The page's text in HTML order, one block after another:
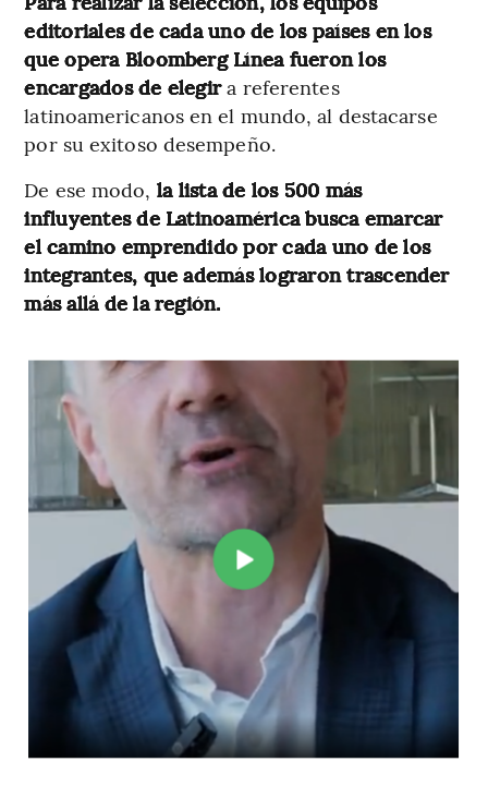
editoriales de cada uno de los países en los
que opera Bloomberg Línea fueron los
encargados de elegira referentes
latinoamericanos en el mundo, al destacarse
por su exitoso desempeño.
De ese modo, la lista de los 500 más
influyentes de Latinoamérica busca emarcar
el camino emprendido por cada uno de los
integrantes, que además lograron trascender
más allá de la región.